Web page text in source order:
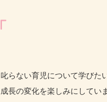
叱らない育児について学びた
成長の変化を楽しみにしてい